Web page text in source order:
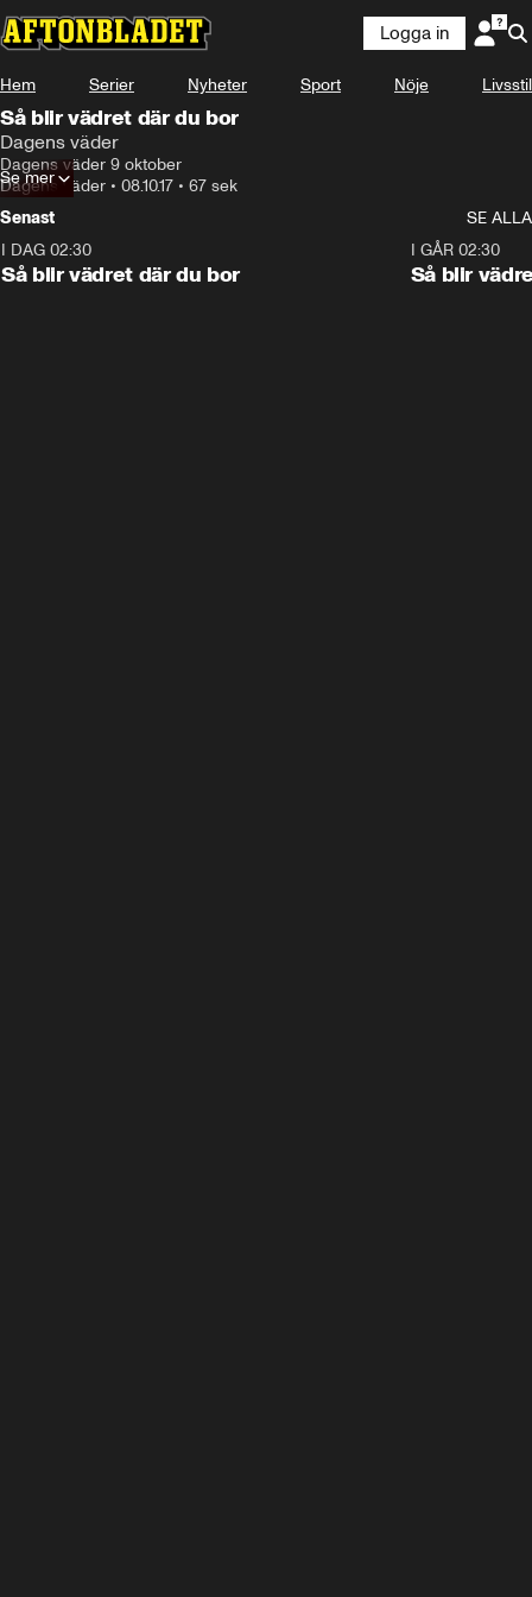
Logga in
Hem Serier Nyheter Sport Nöje Livsstil
Så blir vädret där du bor
Dagens väder
Dagens väder 9 oktober
Dagens väder • 08.10.17 • 67 sek
Se mer
Senast
SE ALLA
I DAG 02:30
Så blir vädret där du bor
I GÅR 02:30
Så blir